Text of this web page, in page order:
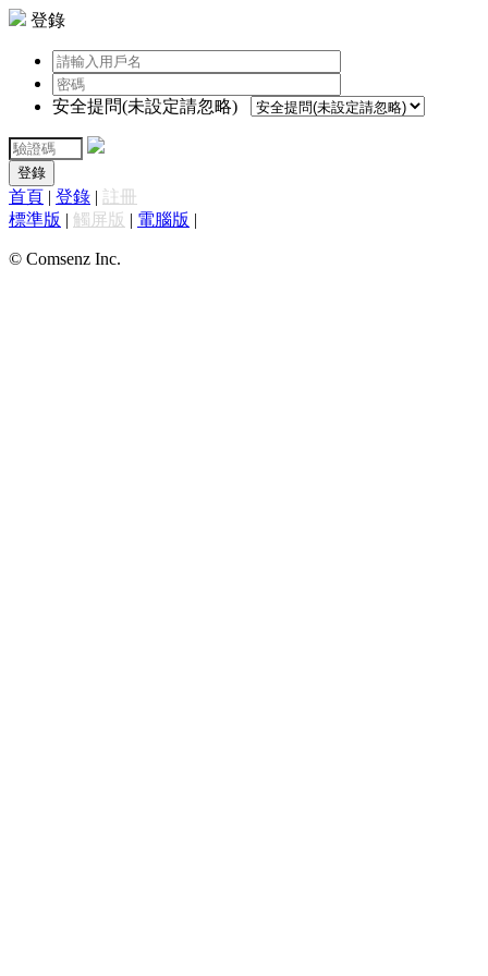
登錄
安全提問(未設定請忽略)
登錄
首頁 | 登錄 | 註冊
標準版 | 觸屏版 | 電腦版 |
© Comsenz Inc.